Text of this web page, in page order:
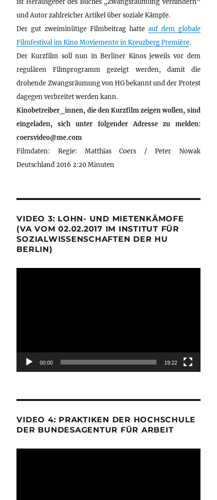
ist Herausgeber des Buches „Zwangsräumung verhindern“
und Autor zahlreicher Artikel über soziale Kämpfe.
Der gut zweiminütige Filmbeitrag hatte auf dem globale
Filmfestival im Kino Moviemento in Kreuzberg Première.
Der Kurzfilm soll nun in Berliner Kinos jeweils vor dem
regulären Filmprogramm gezeigt werden, damit die
drohende Zwangsräumung von HG bekannt und der Protest
dagegen verbreitet werden kann.
Kinobetreiber_innen, die den Kurzfilm zeigen wollen, sind
eingeladen, sich unter folgender Adresse zu melden:
coersvideo@me.com
Filmdaten: Regie: Matthias Coers / Peter Nowak
Deutschland 2016 2:20 Minuten
VIDEO 3: LOHN- UND MIETENKÄMOFE
(VA VOM 02.02.2017 IM INSTITUT FÜR
SOZIALWISSENSCHAFTEN DER HU
BERLIN)
00:00 19:22
VIDEO 4: PRAKTIKEN DER HOCHSCHULE
DER BUNDESAGENTUR FÜR ARBEIT